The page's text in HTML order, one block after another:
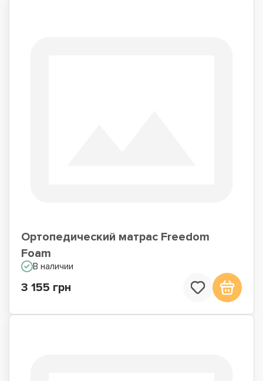
Ортопедический матрас Freedom
Foam
В наличии
3 155 грн